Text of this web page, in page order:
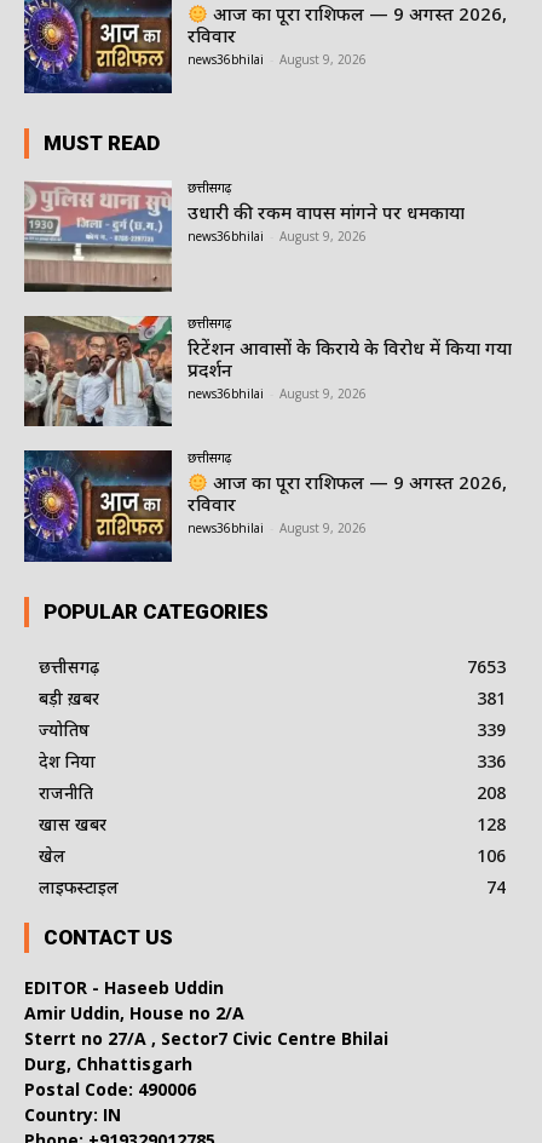
आज का पूरा राशिफल — 9 अगस्त 2026,
रविवार
news36bhilai August 9, 2026
MUST READ
छत्तीसगढ़
उधारी की रकम वापस मांगने पर धमकाया
news36bhilai August 9, 2026
छत्तीसगढ़
रिटेंशन आवासों के किराये के विरोध में किया गया
प्रदर्शन
news36bhilai August 9, 2026
छत्तीसगढ़
आज का पूरा राशिफल — 9 अगस्त 2026,
रविवार
news36bhilai August 9, 2026
POPULAR CATEGORIES
छत्तीसगढ़
7653
बड़ी ख़बर
381
ज्योतिष
339
देश दुनिया
336
राजनीति
208
खास खबर
128
खेल
106
लाइफस्टाइल
74
CONTACT US
EDITOR - Haseeb Uddin
Amir Uddin, House no 2/A
Sterrt no 27/A , Sector7 Civic Centre Bhilai
Durg, Chhattisgarh
Postal Code: 490006
Country: IN